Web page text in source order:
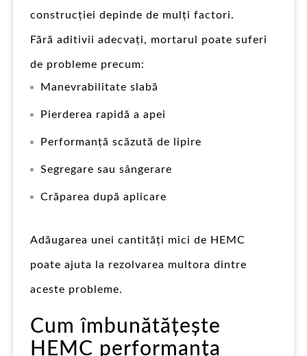
construcției depinde de mulți factori.
Fără aditivii adecvați, mortarul poate suferi
de probleme precum:
Manevrabilitate slabă
Pierderea rapidă a apei
Performanță scăzută de lipire
Segregare sau sângerare
Crăparea după aplicare
Adăugarea unei cantități mici de HEMC
poate ajuta la rezolvarea multora dintre
aceste probleme.
Cum îmbunătățește
HEMC performanța